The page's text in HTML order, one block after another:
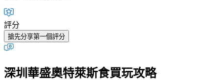
評分
搶先分享第一個評分
深圳華盛奧特萊斯食買玩攻略